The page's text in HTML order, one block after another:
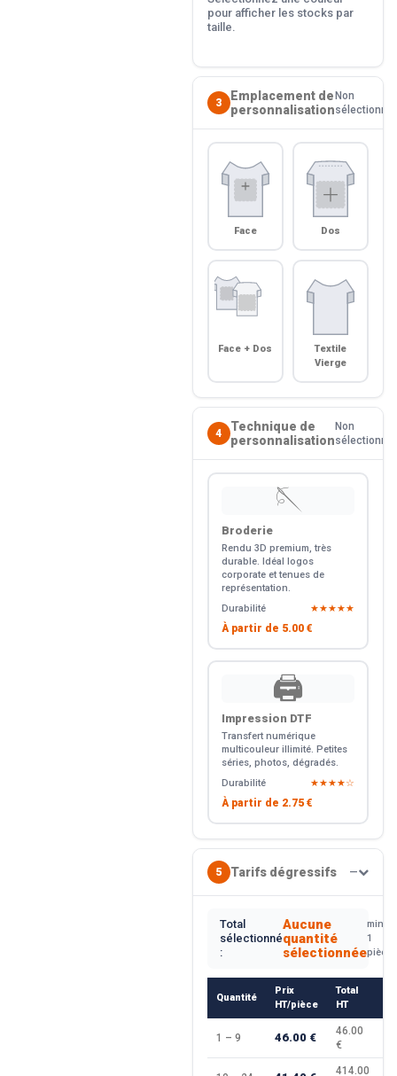
pour afficher les stocks par
taille.
3
Emplacement de
personnalisation
Non
sélectionné
Face Dos
Face + Dos
Textile
Vierge
4
Technique de
personnalisation
Non
sélectionné
🪡
Broderie
Rendu 3D premium, très
durable. Idéal logos
corporate et tenues de
représentation.
Durabilité
★★★★★
À partir de 5.00 €
🖨️
Impression DTF
Transfert numérique
multicouleur illimité. Petites
séries, photos, dégradés.
Durabilité
★★★★☆
À partir de 2.75 €
5 Tarifs dégressifs —
Total
sélectionné
:
Aucune
quantité
sélectionnée
min.
1
pièce
Quantité
Prix
HT/pièce
Total
HT
1 – 9 46.00 €
46.00
€
414.00